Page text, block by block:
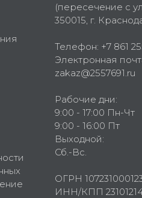
(пересечение с
350015 , г.
Телефон: +7 861
Электронная
zakaz@2557691.ru
Рабочие дни:
9:00 - 17:00 Пн-Чт
9:00 - 16:00 Пт
Выходной:
Сб.-Вс.
ОГРН
ИНН/КПП